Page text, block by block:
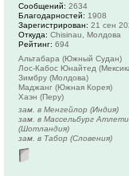
Сообщений: 2634
Благодарностей: 1908
Зарегистрирован: 21 сен
Откуда: Chisinau, Молдова
Рейтинг: 694
Альтабара (Южный Судан)
Лос-Кабос Юнайтед
Зимбру (Молдова)
Маджанг (Южная Корея)
Хаэн (Перу)
зам. в Менгейлор (Индия)
зам. в Массельбург
(Шотландия)
зам. в Табор (Словения)